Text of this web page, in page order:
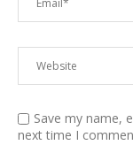
Save my name,
next time I